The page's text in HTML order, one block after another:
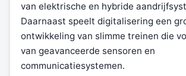
van elektrische en hybride
Daarnaast speelt digitalisering een
ontwikkeling van slimme treinen die
van geavanceerde sensoren en
communicatiesystemen.